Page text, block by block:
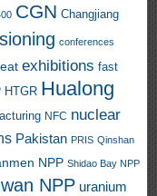
CGN Changjiang
conferences
exhibitions fast
HTGR Hualong
NFC nuclear
Pakistan PRIS Qinshan
NPP Shidao Bay NPP
NPP uranium